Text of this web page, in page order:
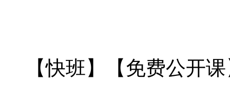
【快班】【免费公开